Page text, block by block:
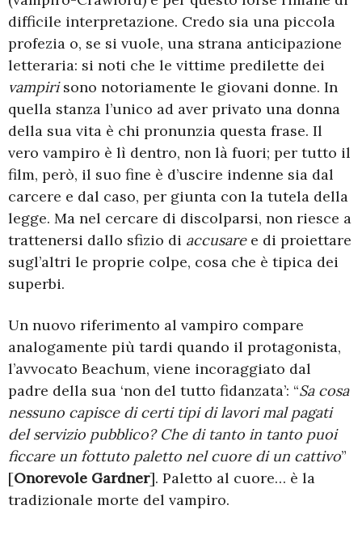
difficile interpretazione. Credo sia una piccola
profezia o, se si vuole, una strana anticipazione
letteraria: si noti che le vittime predilette dei
vampirisono notoriamente le giovani donne. In
quella stanza l’unico ad aver privato una donna
della sua vita è chi pronunzia questa frase. Il
vero vampiro è lì dentro, non là fuori; per tutto il
film, però, il suo fine è d’uscire indenne sia dal
carcere e dal caso, per giunta con la tutela della
legge. Ma nel cercare di discolparsi, non riesce a
trattenersi dallo sfizio di accusaree di proiettare
sugl’altri le proprie colpe, cosa che è tipica dei
superbi.
Un nuovo riferimento al vampiro compare
analogamente più tardi quando il protagonista,
l’avvocato Beachum, viene incoraggiato dal
padre della sua ‘non del tutto fidanzata’: “Sa cosa
nessuno capisce di certi tipi di lavori mal pagati
del servizio pubblico? Che di tanto in tanto puoi
ficcare un fottuto paletto nel cuore di un cattivo”
[Onorevole Gardner]. Paletto al cuore… è la
tradizionale morte del vampiro.